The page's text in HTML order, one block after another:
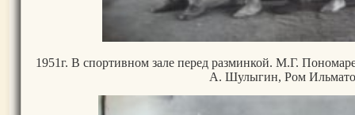
1951г. В спортивном зале перед разминкой. М.Г.
А. Шулыгин, Ром